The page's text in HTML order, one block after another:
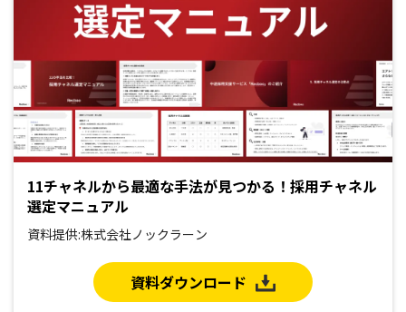
11チャネルから最適な手法が見つかる！採用チャネル
選定マニュアル
資料提供:株式会社ノックラーン
資料ダウンロード